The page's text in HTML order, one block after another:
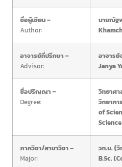
ชื่อผู้เขียน –
Author:
นายณัฐ
อาจารย์ที่ปรึกษา –
Advisor:
อาจาร
Janya
ชื่อปริญญา –
Degree:
วิทยาศ
วิทยาก
of
Science
ภาควิชา/สาขาวิชา –
Major:
วท.บ. (
B.Sc.